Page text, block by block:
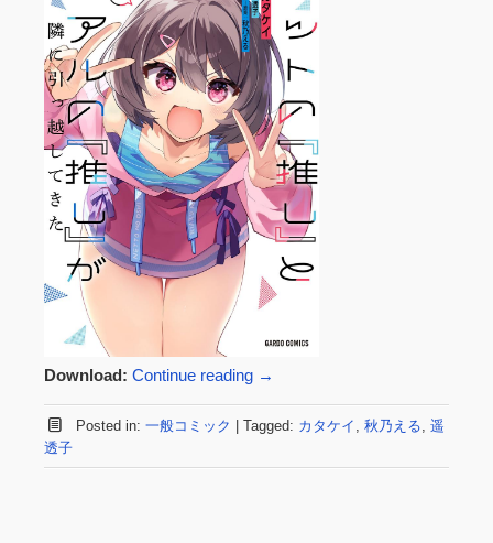
Download: Continue reading →
Posted in: 一般コミック Tagged: カタケイ , 秋乃える, 遥
透子